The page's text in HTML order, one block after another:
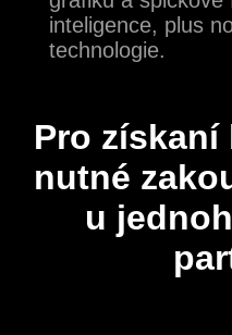
inteligence, plus
technologie.
Pro získaní
nutné
u